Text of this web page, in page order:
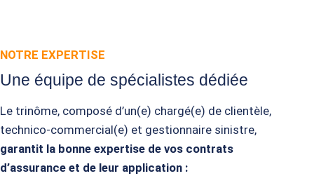
NOTRE EXPERTISE
Une équipe de spécialistes dédiée
Le trinôme, composé d’un(e) chargé(e) de clientèle,
technico-commercial(e) et gestionnaire sinistre,
garantit la bonne expertise de vos contrats
d’assurance et de leur application :